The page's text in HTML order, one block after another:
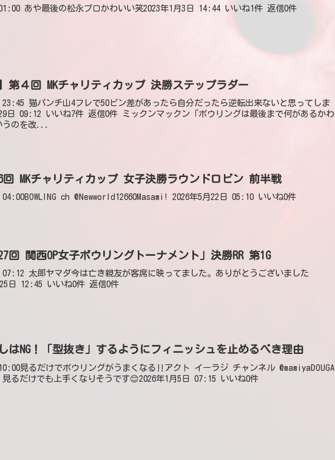
あや最後の松永プロかわいい笑2023年1月3日 14:44 いいね1件 返信0件
第４回 MKチャリティカップ 決勝ステップラダー
23:45 猫パンチ山4フレで50ピン差があったら自分だったら逆転出来ないと思ってしま
日 09:12 いいね7件 返信0件 ミックンマックン「ボウリングは最後まで何があるかわ
うのを改...
6回 MKチャリティカップ 女子決勝ラウンドロビン 前半戦
ch @Newworld12660Masami! 2026年5月22日 05:10 いいね0件
回 関西OP女子ボウリングトーナメント」決勝RR 第1G
07:12 太郎ヤマダ今は亡き親友が客席に映ってました。ありがとうございました
日 12:45 いいね0件 返信0件
はNG！「型抜き」するようにフィニッシュを止めるべき理由
見るだけでボウリングがうまくなる‼アクト イーラジ チャンネル @mamiyaDOUGA
るだけでも上手くなりそうです😊2026年1月5日 07:15 いいね0件